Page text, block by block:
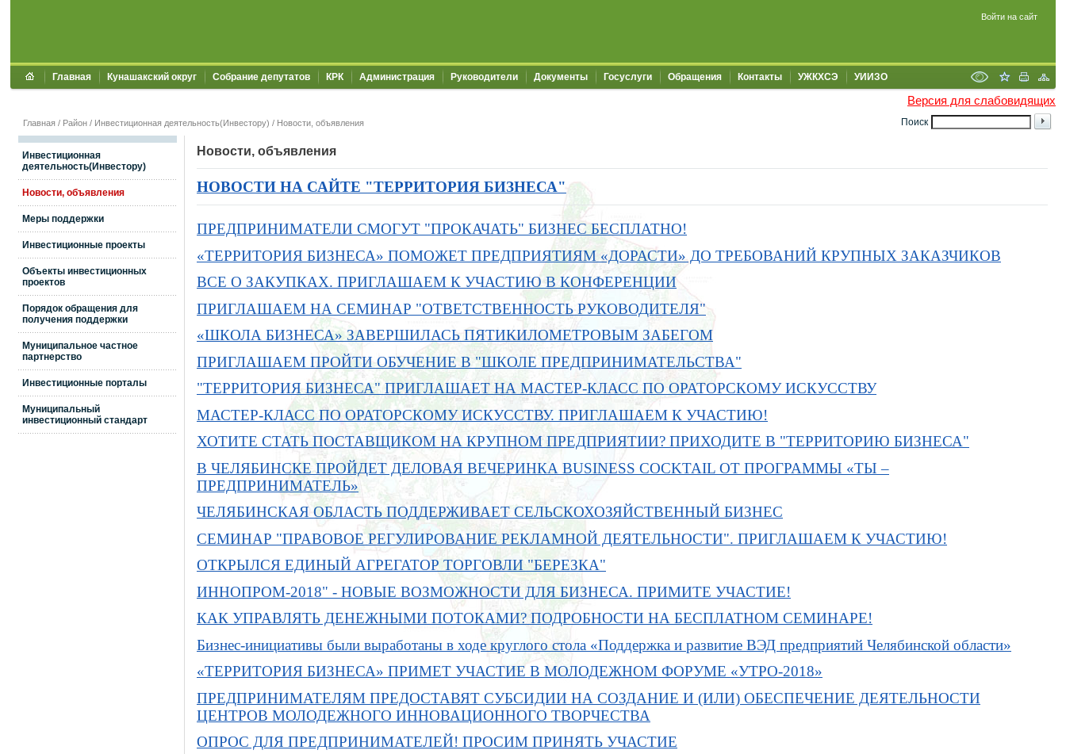
Войти на сайт
Главная Кунашакский округ Собрание депутатов КРК Администрация Руководители Документы Госуслуги Обращения Контакты УЖКХСЭ УИИЗО
Версия для слабовидящих
Поиск
Главная / Район / Инвестиционная деятельность(Инвестору) / Новости, объявления
Инвестиционная
деятельность(Инвестору)
Новости, объявления
Меры поддержки
Инвестиционные проекты
Объекты инвестиционных
проектов
Порядок обращения для
получения поддержки
Муниципальное частное
партнерство
Инвестиционные порталы
Муниципальный
инвестиционный стандарт
Новости, объявления
НОВОСТИ НА САЙТЕ "ТЕРРИТОРИЯ БИЗНЕСА"
ПРЕДПРИНИМАТЕЛИ СМОГУТ "ПРОКАЧАТЬ" БИЗНЕС БЕСПЛАТНО!
«ТЕРРИТОРИЯ БИЗНЕСА» ПОМОЖЕТ ПРЕДПРИЯТИЯМ «ДОРАСТИ» ДО ТРЕБОВАНИЙ КРУПНЫХ ЗАКАЗЧИКОВ
ВСЕ О ЗАКУПКАХ. ПРИГЛАШАЕМ К УЧАСТИЮ В КОНФЕРЕНЦИИ
ПРИГЛАШАЕМ НА СЕМИНАР "ОТВЕТСТВЕННОСТЬ РУКОВОДИТЕЛЯ"
«ШКОЛА БИЗНЕСА» ЗАВЕРШИЛАСЬ ПЯТИКИЛОМЕТРОВЫМ ЗАБЕГОМ
ПРИГЛАШАЕМ ПРОЙТИ ОБУЧЕНИЕ В "ШКОЛЕ ПРЕДПРИНИМАТЕЛЬСТВА"
"ТЕРРИТОРИЯ БИЗНЕСА" ПРИГЛАШАЕТ НА МАСТЕР-КЛАСС ПО ОРАТОРСКОМУ ИСКУССТВУ
МАСТЕР-КЛАСС ПО ОРАТОРСКОМУ ИСКУССТВУ. ПРИГЛАШАЕМ К УЧАСТИЮ!
ХОТИТЕ СТАТЬ ПОСТАВЩИКОМ НА КРУПНОМ ПРЕДПРИЯТИИ? ПРИХОДИТЕ В "ТЕРРИТОРИЮ БИЗНЕСА"
В ЧЕЛЯБИНСКЕ ПРОЙДЕТ ДЕЛОВАЯ ВЕЧЕРИНКА BUSINESS СOCKTAIL ОТ ПРОГРАММЫ «ТЫ –
ПРЕДПРИНИМАТЕЛЬ»
ЧЕЛЯБИНСКАЯ ОБЛАСТЬ ПОДДЕРЖИВАЕТ СЕЛЬСКОХОЗЯЙСТВЕННЫЙ БИЗНЕС
СЕМИНАР "ПРАВОВОЕ РЕГУЛИРОВАНИЕ РЕКЛАМНОЙ ДЕЯТЕЛЬНОСТИ". ПРИГЛАШАЕМ К УЧАСТИЮ!
ОТКРЫЛСЯ ЕДИНЫЙ АГРЕГАТОР ТОРГОВЛИ "БЕРЕЗКА"
ИННОПРОМ-2018" - НОВЫЕ ВОЗМОЖНОСТИ ДЛЯ БИЗНЕСА. ПРИМИТЕ УЧАСТИЕ!
КАК УПРАВЛЯТЬ ДЕНЕЖНЫМИ ПОТОКАМИ? ПОДРОБНОСТИ НА БЕСПЛАТНОМ СЕМИНАРЕ!
Бизнес-инициативы были выработаны в ходе круглого стола «Поддержка и развитие ВЭД предприятий Челябинской области»
«ТЕРРИТОРИЯ БИЗНЕСА» ПРИМЕТ УЧАСТИЕ В МОЛОДЕЖНОМ ФОРУМЕ «УТРО-2018»
ПРЕДПРИНИМАТЕЛЯМ ПРЕДОСТАВЯТ СУБСИДИИ НА СОЗДАНИЕ И (ИЛИ) ОБЕСПЕЧЕНИЕ ДЕЯТЕЛЬНОСТИ
ЦЕНТРОВ МОЛОДЕЖНОГО ИННОВАЦИОННОГО ТВОРЧЕСТВА
ОПРОС ДЛЯ ПРЕДПРИНИМАТЕЛЕЙ! ПРОСИМ ПРИНЯТЬ УЧАСТИЕ